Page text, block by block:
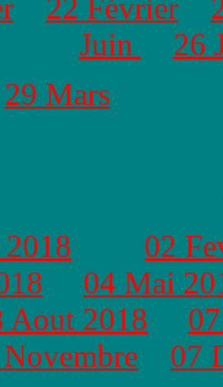
22 Février
Juin
26
29 Mars
02
04 Mai
Aout 2018
07